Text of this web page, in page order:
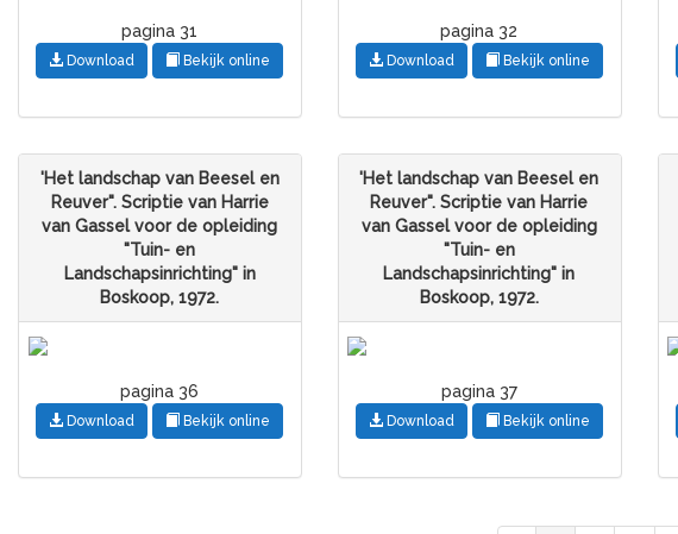
pagina 31
Download Bekijk online
pagina 32
Download Bekijk online
'Het landschap van Beesel en
Reuver". Scriptie van Harrie
van Gassel voor de opleiding
"Tuin- en
Landschapsinrichting" in
Boskoop, 1972.
pagina 36
Download Bekijk online
'Het landschap van Beesel en
Reuver". Scriptie van Harrie
van Gassel voor de opleiding
"Tuin- en
Landschapsinrichting" in
Boskoop, 1972.
pagina 37
Download Bekijk online